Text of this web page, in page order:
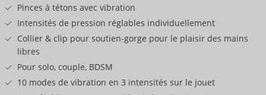
Pinces à tétons avec vibration
Intensités de pression réglables individuellement
Collier & clip pour soutien-gorge pour le plaisir des mains
libres
Pour solo, couple, BDSM
10 modes de vibration en 3 intensités sur le jouet